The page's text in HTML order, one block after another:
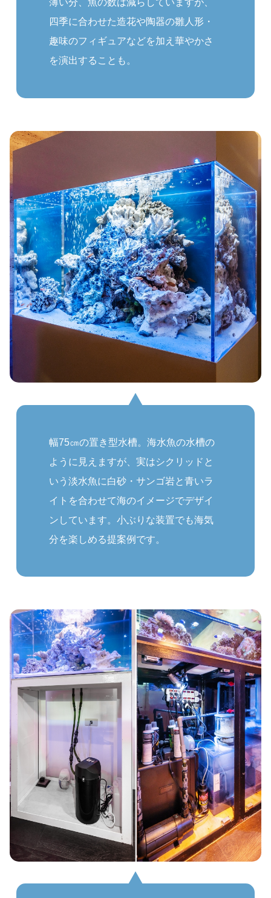
薄い分、魚の数は減らしていますが、
四季に合わせた造花や陶器の雛人形・
趣味のフィギュアなどを加え華やかさ
を演出することも。
幅75㎝の置き型水槽。海水魚の水槽の
ように見えますが、実はシクリッドと
いう淡水魚に白砂・サンゴ岩と青いラ
イトを合わせて海のイメージでデザイ
ンしています。小ぶりな装置でも海気
分を楽しめる提案例です。